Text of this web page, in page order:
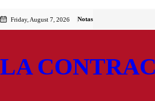
al
contenido
to
content
Friday, August 7, 2026 Notas
LA